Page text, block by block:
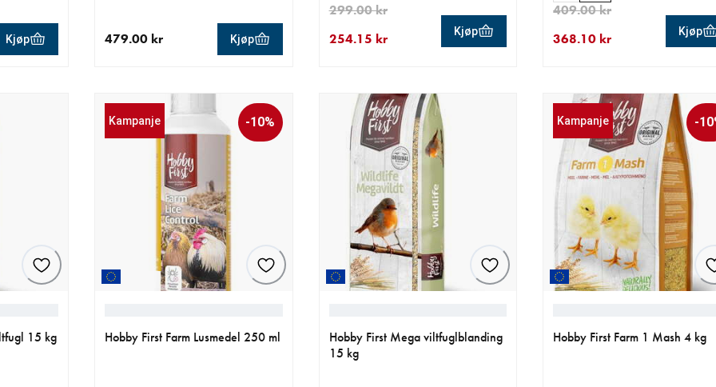
Kjøp 479.00 kr Kjøp 254.15 kr
299.00 kr
Kjøp 368.10 kr
409.00 kr
Kjøp
15 kg
Kampanje -10%
Hobby First Farm Lusmedel 250 ml
Hobby First Mega viltfuglblanding
15 kg
Kampanje -
Hobby First Farm 1 Mash 4 kg